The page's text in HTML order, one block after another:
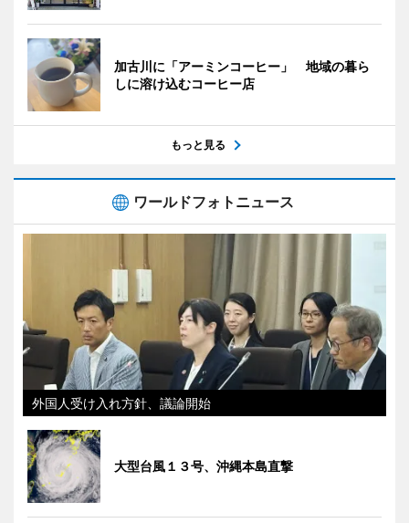
加古川に「アーミンコーヒー」 地域の暮ら
しに溶け込むコーヒー店
もっと見る
ワールドフォトニュース
外国人受け入れ方針、議論開始
大型台風１３号、沖縄本島直撃